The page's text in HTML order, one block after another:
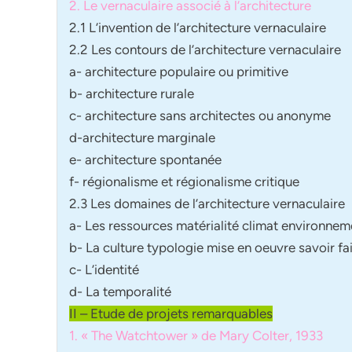
2. Le vernaculaire associé à l’architecture
2.1 L’invention de l’architecture vernaculaire
2.2 Les contours de l’architecture vernaculaire
a- architecture populaire ou primitive
b- architecture rurale
c- architecture sans architectes ou anonyme
d-architecture marginale
e- architecture spontanée
f- régionalisme et régionalisme critique
2.3 Les domaines de l’architecture vernaculaire
a- Les ressources matérialité climat
b- La culture typologie mise en oeuvre savoir
c- L’identité
d- La temporalité
II – Etude de projets remarquables
1. « The Watchtower » de Mary Colter, 1933